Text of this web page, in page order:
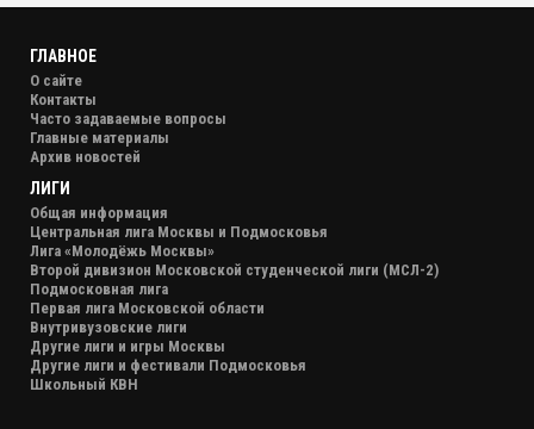
ГЛАВНОЕ
О сайте
Контакты
Часто задаваемые вопросы
Главные материалы
Архив новостей
ЛИГИ
Общая информация
Центральная лига Москвы и Подмосковья
Лига «Молодёжь Москвы»
Второй дивизион Московской студенческой лиги (МСЛ-2)
Подмосковная лига
Первая лига Московской области
Внутривузовские лиги
Другие лиги и игры Москвы
Другие лиги и фестивали Подмосковья
Школьный КВН